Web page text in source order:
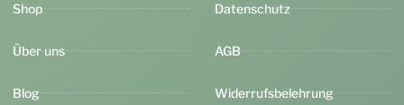
Shop
Über uns
Blog
Datenschutz
AGB
Widerrufsbelehrung